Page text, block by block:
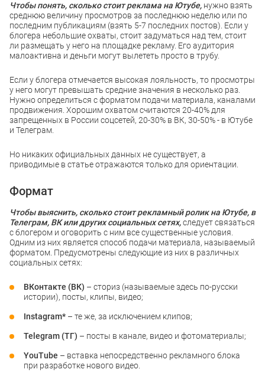
Чтобы понять, сколько стоит реклама на Ютубе, нужно взять
среднюю величину просмотров за последнюю неделю или по
последним публикациям (взять 5-7 последних постов). Если у
блогера небольшие охваты, стоит задуматься над тем, стоит
ли размещать у него на площадке рекламу. Его аудитория
малоактивна и деньги могут вылететь просто в трубу.
Если у блогера отмечается высокая лояльность, то просмотры
у него могут превышать средние значения в несколько раз.
Нужно определиться с форматом подачи материала, каналами
продвижения. Хорошим охватом считаются 20-40% для
запрещенных в России соцсетей, 20-30% в ВК, 30-50% - в Ютубе
и Телеграм.
Но никаких официальных данных не существует, а
приводимые в статье отражаются только для ориентации.
Формат
Чтобы выяснить, сколько стоит рекламный ролик на Ютубе, в
Телеграм, ВК или других социальных сетях,следует связаться
с блогером и оговорить с ним все существенные условия.
Одним из них является способ подачи материала, называемый
форматом. Предусмотрены следующие из них в различных
социальных сетях:
ВКонтакте (ВК) – сториз (называемые здесь по-русски
истории), посты, клипы, видео;
Instagram* – те же, за исключением клипов;
Telegram (ТГ) – посты в канале, видео и фотоматериалы;
YouTube – вставка непосредственно рекламного блока
при разработке нового видео.